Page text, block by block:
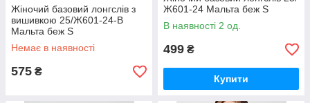
Жіночий базовий лонгслів з
вишивкою 25/Ж601-24-В
Мальта беж S
(2901000470627)
Немає в наявності
575 ₴
Ж601-24 Мальта беж S
В наявності 2 од.
499 ₴
Купити